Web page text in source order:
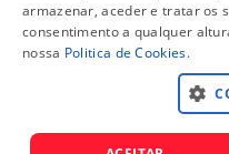
armazenar, aceder e tratar os
consentimento a qualquer
nossa Politica de Cookies.